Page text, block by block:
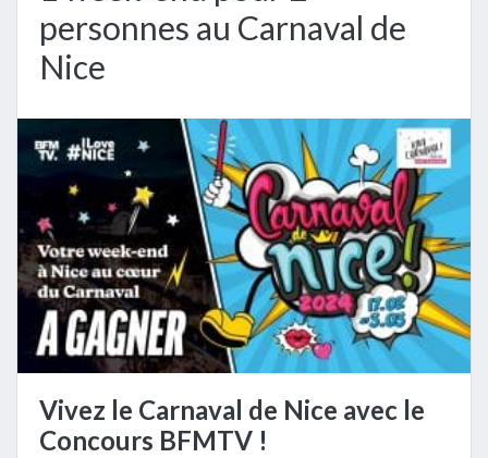
personnes au Carnaval de
Nice
Vivez le Carnaval de Nice avec le
Concours BFMTV !